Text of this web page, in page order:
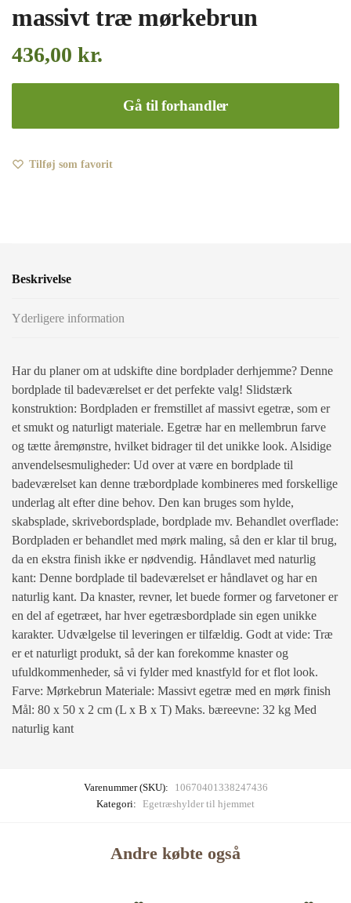
massivt træ mørkebrun
436,00 kr.
Gå til forhandler
Tilføj som favorit
Beskrivelse
Yderligere information
Har du planer om at udskifte dine bordplader derhjemme? Denne
bordplade til badeværelset er det perfekte valg! Slidstærk
konstruktion: Bordpladen er fremstillet af massivt egetræ, som er
et smukt og naturligt materiale. Egetræ har en mellembrun farve
og tætte åremønstre, hvilket bidrager til det unikke look. Alsidige
anvendelsesmuligheder: Ud over at være en bordplade til
badeværelset kan denne træbordplade kombineres med forskellige
underlag alt efter dine behov. Den kan bruges som hylde,
skabsplade, skrivebordsplade, bordplade mv. Behandlet overflade:
Bordpladen er behandlet med mørk maling, så den er klar til brug,
da en ekstra finish ikke er nødvendig. Håndlavet med naturlig
kant: Denne bordplade til badeværelset er håndlavet og har en
naturlig kant. Da knaster, revner, let buede former og farvetoner er
en del af egetræet, har hver egetræsbordplade sin egen unikke
karakter. Udvælgelse til leveringen er tilfældig. Godt at vide: Træ
er et naturligt produkt, så der kan forekomme knaster og
ufuldkommenheder, så vi fylder med knastfyld for et flot look.
Farve: Mørkebrun Materiale: Massivt egetræ med en mørk finish
Mål: 80 x 50 x 2 cm (L x B x T) Maks. bæreevne: 32 kg Med
naturlig kant
Varenummer (SKU):
10670401338247436
Kategori: Egetræshylder til hjemmet
Andre købte også